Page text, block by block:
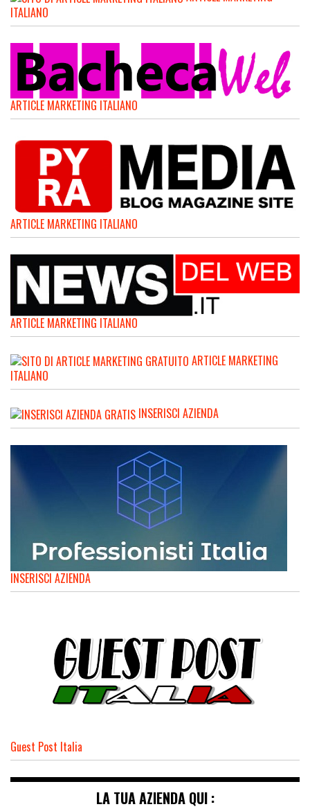
ITALIANO
ARTICLE MARKETING ITALIANO
ARTICLE MARKETING ITALIANO
ARTICLE MARKETING ITALIANO
ARTICLE MARKETING
ITALIANO
INSERISCI AZIENDA
INSERISCI AZIENDA
Guest Post Italia
LA TUA AZIENDA QUI :